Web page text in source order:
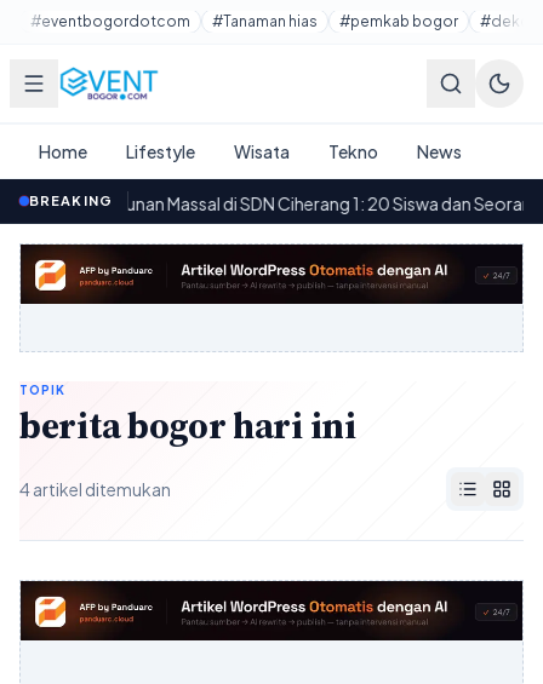
Lewati ke konten utama
#eventbogordotcom #Tanaman hias #pemkab bogor
Home Lifestyle Wisata Tekno News
BREAKING
Keracunan Massal di SDN Ciherang 1: 20 Siswa dan Seorang
TOPIK
berita bogor hari ini
4 artikel ditemukan